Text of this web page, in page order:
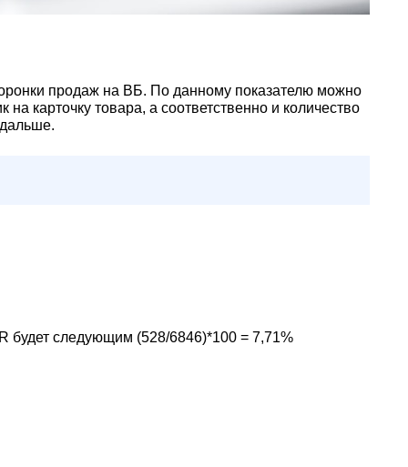
продаж на ВБ. По данному показателю можно
карточку товара, а соответственно и количество
будет следующим (528/6846)*100 = 7,71%